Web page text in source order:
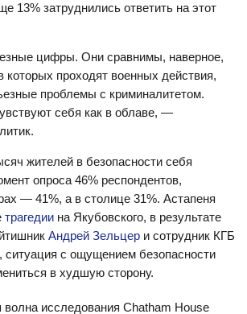
13% затруднились ответить на этот
цифры. Они сравнимы, наверное,
которых проходят военных действия,
проблемы с криминалитетом.
себя как в облаве, —
жителей в безопасности себя
опроса 46% респондентов,
— 41%, а в столице 31%. Астапеня
трагедии на Якубовского, в результате
Андрей Зельцер и сотрудник КГБ
, ситуация с ощущением безопасности
в худшую сторону.